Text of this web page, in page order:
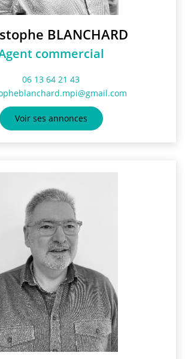
BLANCHARD
commercial
06 13 64 21 43
Voir ses annonces